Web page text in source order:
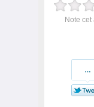
Note cet